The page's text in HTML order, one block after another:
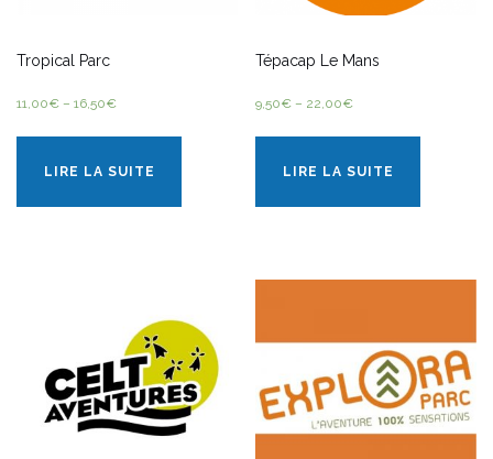
Tropical Parc
11,00€ – 16,50€
LIRE LA SUITE
Tépacap Le Mans
9,50€ – 22,00€
LIRE LA SUITE